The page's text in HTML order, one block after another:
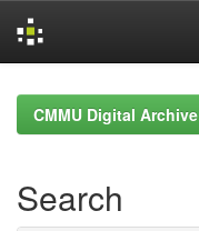
navigationCMMU Digital Archive
Search